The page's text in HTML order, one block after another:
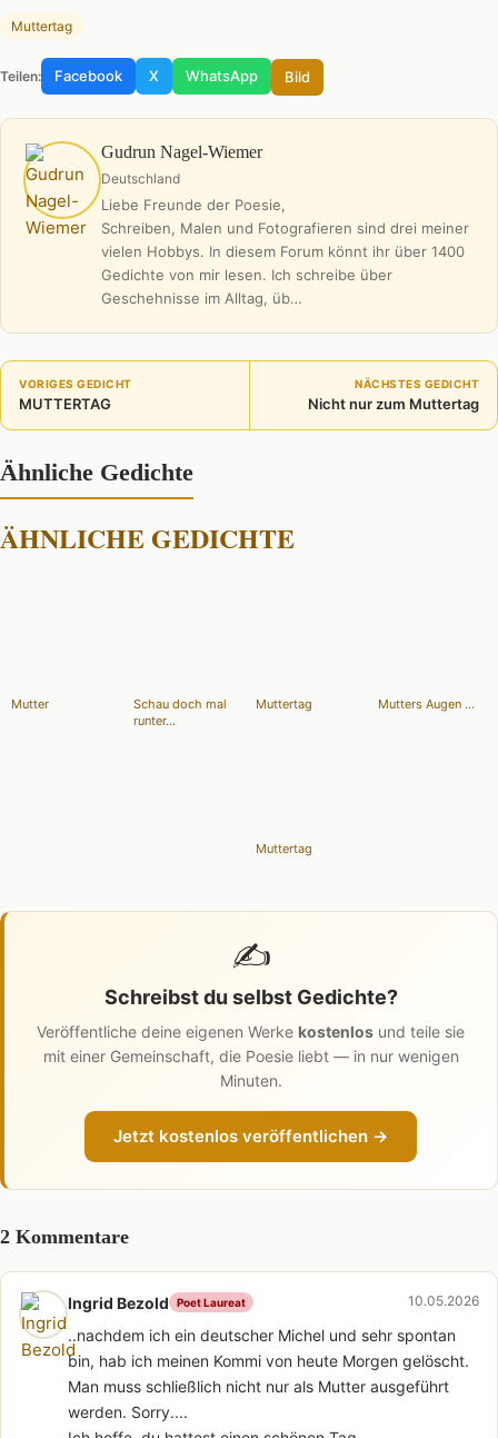
Muttertag
Teilen: Facebook X WhatsApp Bild
Gudrun Nagel-Wiemer
Deutschland
Liebe Freunde der Poesie,
Schreiben, Malen und Fotografieren sind drei meiner
vielen Hobbys. In diesem Forum könnt ihr über 1400
Gedichte von mir lesen. Ich schreibe über
Geschehnisse im Alltag, üb…
VORIGES GEDICHT
MUTTERTAG
NÄCHSTES GEDICHT
Nicht nur zum Muttertag
Ähnliche Gedichte
ÄHNLICHE GEDICHTE
Mutter
Schau doch mal
runter...
Muttertag Mutters Augen ...
Muttertag
✍️
Schreibst du selbst Gedichte?
Veröffentliche deine eigenen Werke kostenlos und teile sie
mit einer Gemeinschaft, die Poesie liebt — in nur wenigen
Minuten.
Jetzt kostenlos veröffentlichen →
2 Kommentare
Ingrid Bezold Poet Laureat 10.05.2026
..nachdem ich ein deutscher Michel und sehr spontan
bin, hab ich meinen Kommi von heute Morgen gelöscht.
Man muss schließlich nicht nur als Mutter ausgeführt
werden. Sorry....